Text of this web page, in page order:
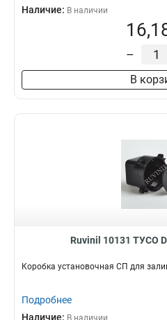
Наличие: В наличии
–
В
Ruvinil 10131 ТУСО
Коробка установочная СП для
Подробнее
Наличие: В наличии